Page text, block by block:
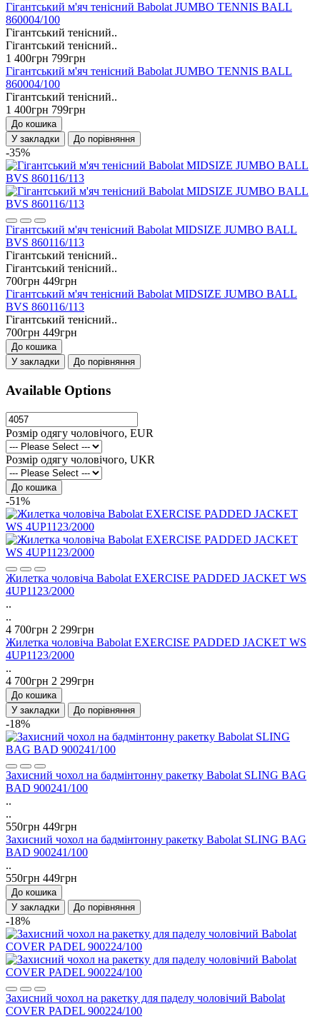
Гігантський м'яч тенісний Babolat JUMBO TENNIS BALL
860004/100
Гігантський тенісний..
Гігантський тенісний..
1 400грн 799грн
Гігантський м'яч тенісний Babolat JUMBO TENNIS BALL
860004/100
Гігантський тенісний..
1 400грн 799грн
До кошика
У закладки
До порівняння
-35%
Гігантський м'яч тенісний Babolat MIDSIZE JUMBO BALL
BVS 860116/113
Гігантський тенісний..
Гігантський тенісний..
700грн 449грн
Гігантський м'яч тенісний Babolat MIDSIZE JUMBO BALL
BVS 860116/113
Гігантський тенісний..
700грн 449грн
До кошика
У закладки
До порівняння
Available Options
Розмір одягу чоловічого, EUR
Розмір одягу чоловічого, UKR
До кошика
-51%
Жилетка чоловіча Babolat EXERCISE PADDED JACKET WS
4UP1123/2000
..
..
4 700грн 2 299грн
Жилетка чоловіча Babolat EXERCISE PADDED JACKET WS
4UP1123/2000
..
4 700грн 2 299грн
До кошика
У закладки
До порівняння
-18%
Захисний чохол на бадмінтонну ракетку Babolat SLING BAG
BAD 900241/100
..
..
550грн 449грн
Захисний чохол на бадмінтонну ракетку Babolat SLING BAG
BAD 900241/100
..
550грн 449грн
До кошика
У закладки
До порівняння
-18%
Захисний чохол на ракетку для паделу чоловічий Babolat
COVER PADEL 900224/100